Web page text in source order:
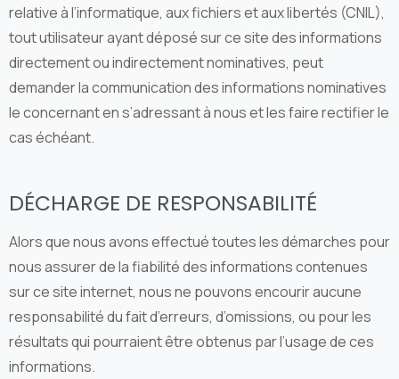
relative à l’informatique, aux fichiers et aux libertés (CNIL),
tout utilisateur ayant déposé sur ce site des informations
directement ou indirectement nominatives, peut
demander la communication des informations nominatives
le concernant en s’adressant à nous et les faire rectifier le
cas échéant.
DÉCHARGE DE RESPONSABILITÉ
Alors que nous avons effectué toutes les démarches pour
nous assurer de la fiabilité des informations contenues
sur ce site internet, nous ne pouvons encourir aucune
responsabilité du fait d’erreurs, d’omissions, ou pour les
résultats qui pourraient être obtenus par l’usage de ces
informations.